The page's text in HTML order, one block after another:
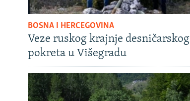
BOSNA I HERCEGOVINA
Veze ruskog krajnje desničarskog
pokreta u Višegradu